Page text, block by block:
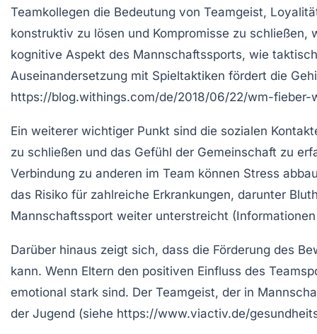
Teamkollegen die Bedeutung von Teamgeist,
konstruktiv zu lösen und Kompromisse zu
kognitive Aspekt des Mannschaftssports, wie
Auseinandersetzung mit Spieltaktiken fördert die
https://blog.withings.com/de/2018/06/22/wm-
Ein weiterer wichtiger Punkt sind die sozialen
zu schließen und das Gefühl der Gemeinschaft zu
Verbindung zu anderen im Team können Stress
das Risiko für zahlreiche Erkrankungen, darunter
Mannschaftssport weiter unterstreicht
Darüber hinaus zeigt sich, dass die Förderung des
kann. Wenn Eltern den positiven Einfluss des
emotional stark sind. Der Teamgeist, der in
der Jugend (siehe https://www.viactiv.de/